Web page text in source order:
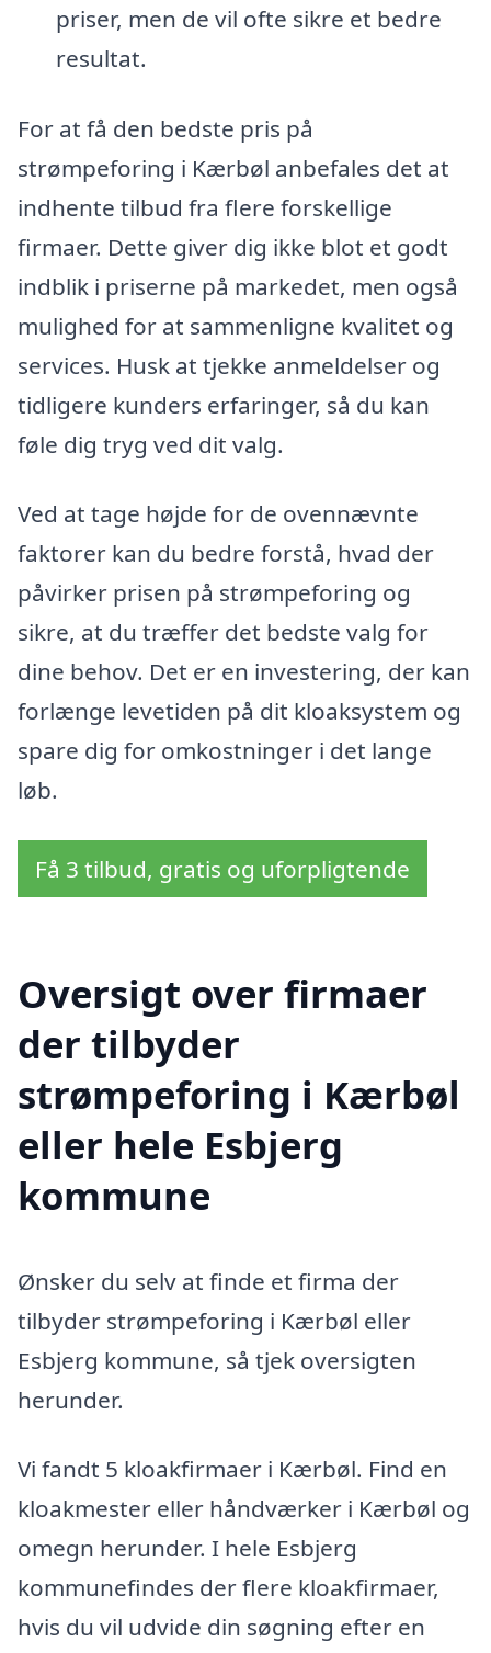
priser, men de vil ofte sikre et bedre
resultat.
For at få den bedste pris på
strømpeforing i Kærbøl anbefales det at
indhente tilbud fra flere forskellige
firmaer. Dette giver dig ikke blot et godt
indblik i priserne på markedet, men også
mulighed for at sammenligne kvalitet og
services. Husk at tjekke anmeldelser og
tidligere kunders erfaringer, så du kan
føle dig tryg ved dit valg.
Ved at tage højde for de ovennævnte
faktorer kan du bedre forstå, hvad der
påvirker prisen på strømpeforing og
sikre, at du træffer det bedste valg for
dine behov. Det er en investering, der kan
forlænge levetiden på dit kloaksystem og
spare dig for omkostninger i det lange
løb.
Få 3 tilbud, gratis og uforpligtende
Oversigt over firmaer
der tilbyder
strømpeforing i Kærbøl
eller hele Esbjerg
kommune
Ønsker du selv at finde et firma der
tilbyder strømpeforing i Kærbøl eller
Esbjerg kommune, så tjek oversigten
herunder.
Vi fandt 5 kloakfirmaer i Kærbøl. Find en
kloakmester eller håndværker i Kærbøl og
omegn herunder. I hele Esbjerg
kommunefindes der flere kloakfirmaer,
hvis du vil udvide din søgning efter en